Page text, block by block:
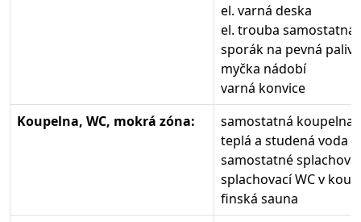
el. varná deska
el. trouba samostatná
sporák na pevná paliva
myčka nádobí
varná konvice
Koupelna, WC, mokrá zóna:
samostatná koupelna,
teplá a studená voda
samostatné
splachovací WC v
finská sauna